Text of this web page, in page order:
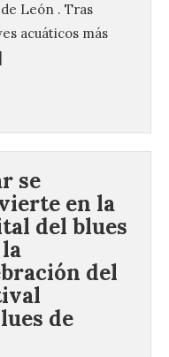
León . Tras
acuáticos más
se
en la
del blues
del
de